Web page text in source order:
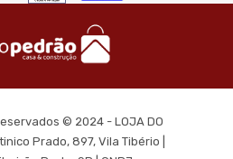
© 2024 - LOJA DO
Prado, 897, Vila Tibério |